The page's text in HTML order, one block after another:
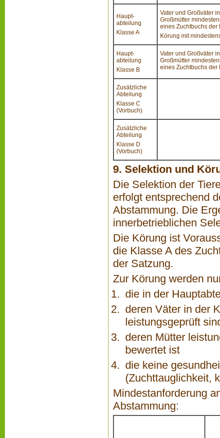
Haupt-
abteilung
Klasse A
Vater und Großväter
Großmütter
eines Zuchtbuchs der
Körung mit
Haupt-
abteilung
Klasse B
Vater und Großväter
Großmütter
eines Zuchtbuchs der
Zusätzliche
Abteilung
Klasse C
(Vorbuch)
Zusätzliche
Abteilung
Klasse D
(Vorbuch)
9. Selektion und
Die Selektion der
erfolgt entsprechend
Abstammung. Die
innerbetrieblichen
Die Körung ist
die Klasse A des
der Satzung.
Zur Körung werden
die in der
deren Väter in der
leistungsgeprüft
deren Mütter
bewertet ist
die keine
(Zuchttauglichkeit,
Mindestanforderung
Abstammung: